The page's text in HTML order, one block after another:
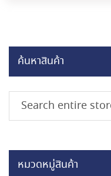
ค้นหาสินค้า
หมวดหมู่สินค้า